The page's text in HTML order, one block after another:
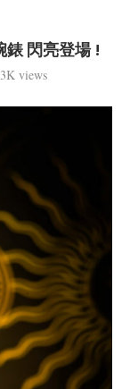
閃亮登場 !
views